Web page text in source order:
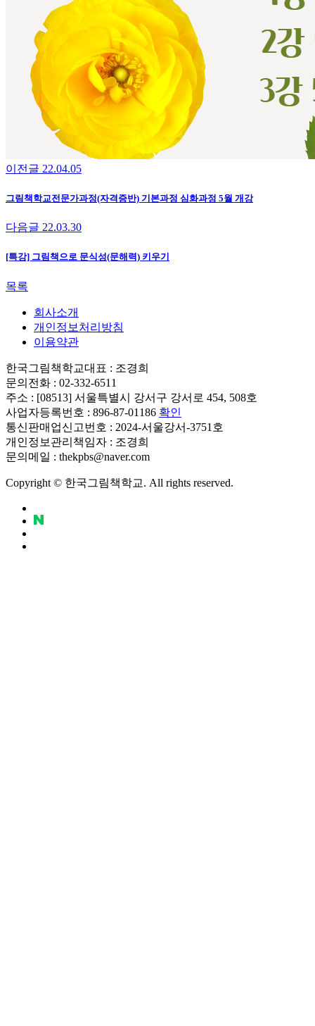
이전글 22.04.05
그림책학교전문가과정(자격증반) 기본과정 심화과정 5월 개강
다음글 22.03.30
[특강] 그림책으로 문식성(문해력) 키우기
목록
회사소개
개인정보처리방침
이용약관
한국그림책학교대표 : 조경희
문의전화 : 02-332-6511
주소 : [08513] 서울특별시 강서구 강서로 454, 508호
사업자등록번호 : 896-87-01186 확인
통신판매업신고번호 : 2024-서울강서-3751호
개인정보관리책임자 : 조경희
문의메일 : thekpbs@naver.com
Copyright © 한국그림책학교. All rights reserved.